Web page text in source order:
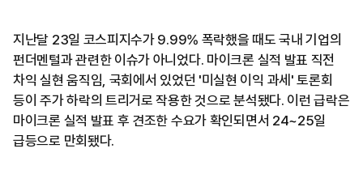
지난달 23일 코스피지수가 9.99% 폭락했을 때도 국내 기업의
펀더멘털과 관련한 이슈가 아니었다. 마이크론 실적 발표 직전
차익 실현 움직임, 국회에서 있었던 '미실현 이익 과세' 토론회
등이 주가 하락의 트리거로 작용한 것으로 분석됐다. 이런 급락은
마이크론 실적 발표 후 견조한 수요가 확인되면서 24~25일
급등으로 만회됐다.